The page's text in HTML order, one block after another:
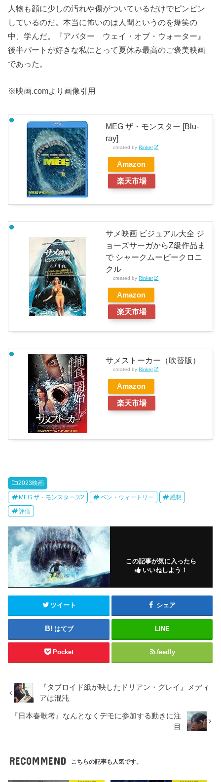
人物も顔に少しの汚れや傷がついているだけでピンピン
しているのだ。本当に怖いのは人間というのを爆笑の
中、学んだ。『アバター ウェイ・オブ・ウォーター』
後半パートが好きな私にとって夏休み最高のご褒美映画
であった。
※映画.comより画像引用
MEG ザ・モンスター [Blu-
ray]
created byRinker
Amazon
楽天市場
サメ映画 ビジュアル大全 ジ
ョーズサーガからZ級作品ま
で シャークムービークロニ
クル
created by Rinker
Amazon
楽天市場
サメストーカー（吹替版）
created byRinker
Amazon
楽天市場
2023映画
MEG ザ・モンスターズ2 ベン・ウィートリー 感想
評価
この記事が気に入ったら
いいねしよう！
ツイート シェア
はてブ LINE
Pocket feedly
『タブロイド紙が映したドリアン・グレイ』メディ
アは混沌
『日本春歌考』なんとなくデモに参加する動きに注
目
RECOMMEND こちらの記事も人気です。